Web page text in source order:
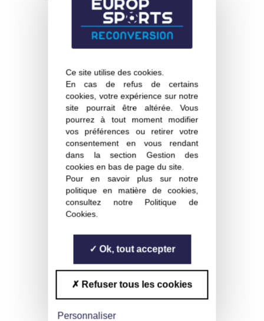
Ce site utilise des cookies.
En cas de refus de certains
cookies, votre expérience sur notre
site pourrait être altérée. Vous
pourrez à tout moment modifier
vos préférences ou retirer votre
consentement en vous rendant
dans la section Gestion des
cookies en bas de page du site.
Pour en savoir plus sur notre
politique en matière de cookies,
consultez notre Politique de
Cookies.
Ok, tout accepter
Refuser tous les cookies
Personnaliser